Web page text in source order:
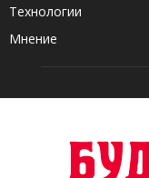
Технологии
Мнение